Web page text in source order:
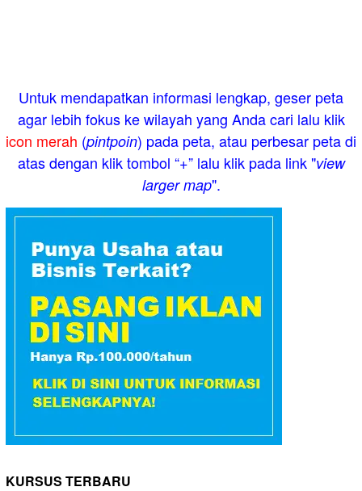
Untuk mendapatkan informasi lengkap, geser peta
agar lebih fokus ke wilayah yang Anda cari lalu klik
icon merah (pintpoin) pada peta, atau perbesar peta di
atas dengan klik tombol “+” lalu klik pada link "view
larger map".
KURSUS TERBARU